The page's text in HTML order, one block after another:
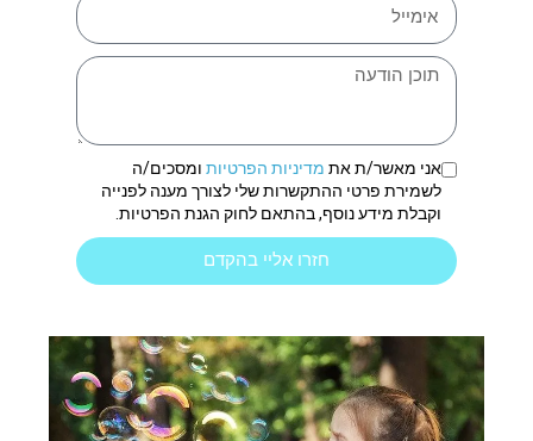
אני מאשר/ת את מדיניות הפרטיות ומסכים/ה
לשמירת פרטי ההתקשרות שלי לצורך מענה לפנייה
וקבלת מידע נוסף, בהתאם לחוק הגנת הפרטיות.
חזרו אליי בהקדם